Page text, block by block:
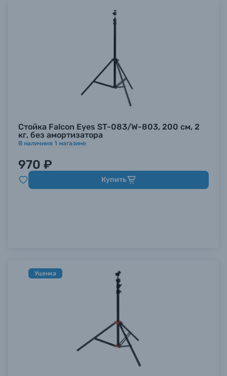
Стойка Falcon Eyes ST-083/W-803, 200 см, 2
кг, без амортизатора
В наличиив 1 магазине
970 ₽
Купить
Уценка